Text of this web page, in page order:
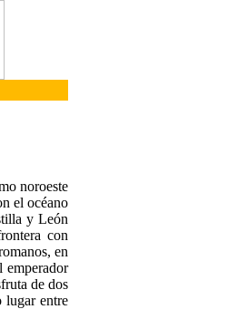
noroeste
el océano
y León
con
en
de dos
lugar entre